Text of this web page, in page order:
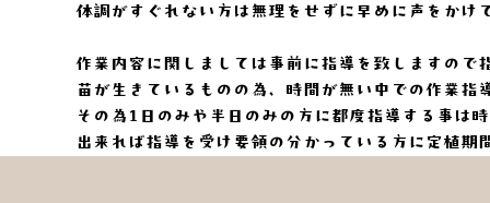
体調がすぐれない方は無理をせずに早めに声をかけ
作業内容に関しましては事前に指導を致しますので
苗が生きているものの為、時間が無い中での作業指
その為1日のみや半日のみの方に都度指導する事は
出来れば指導を受け要領の分かっている方に定植